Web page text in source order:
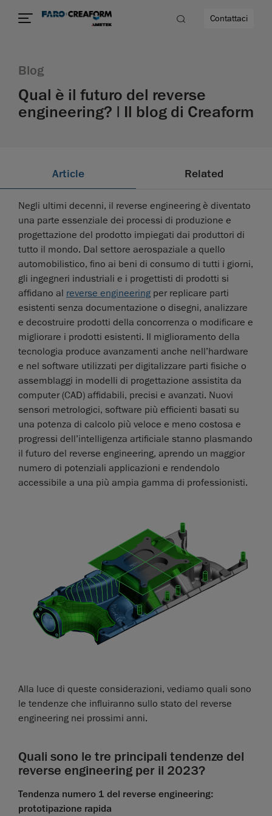
Contattaci
Blog
Qual è il futuro del reverse
engineering? | Il blog di Creaform
Article Related
Negli ultimi decenni, il reverse engineering è diventato
una parte essenziale dei processi di produzione e
progettazione del prodotto impiegati dai produttori di
tutto il mondo. Dal settore aerospaziale a quello
automobilistico, fino ai beni di consumo di tutti i giorni,
gli ingegneri industriali e i progettisti di prodotti si
affidano al reverse engineering per replicare parti
esistenti senza documentazione o disegni, analizzare
e decostruire prodotti della concorrenza o modificare e
migliorare i prodotti esistenti. Il miglioramento della
tecnologia produce avanzamenti anche nell’hardware
e nel software utilizzati per digitalizzare parti fisiche o
assemblaggi in modelli di progettazione assistita da
computer (CAD) affidabili, precisi e avanzati. Nuovi
sensori metrologici, software più efficienti basati su
una potenza di calcolo più veloce e meno costosa e
progressi dell’intelligenza artificiale stanno plasmando
il futuro del reverse engineering, aprendo un maggior
numero di potenziali applicazioni e rendendolo
accessibile a una più ampia gamma di professionisti.
Alla luce di queste considerazioni, vediamo quali sono
le tendenze che influiranno sullo stato del reverse
engineering nei prossimi anni.
Quali sono le tre principali tendenze del
reverse engineering per il 2023?
Tendenza numero 1 del reverse engineering:
prototipazione rapida